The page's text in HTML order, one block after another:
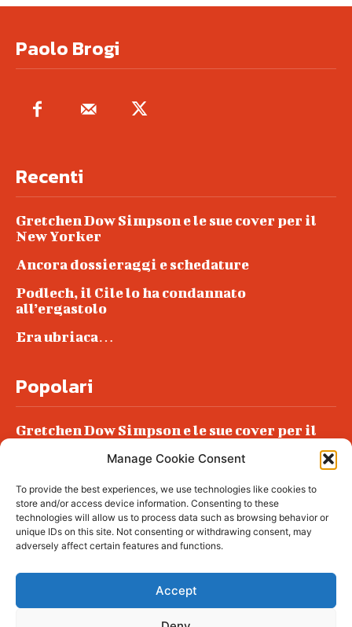
Manage Cookie Consent
To provide the best experiences, we use technologies like cookies to
store and/or access device information. Consenting to these
technologies will allow us to process data such as browsing behavior or
unique IDs on this site. Not consenting or withdrawing consent, may
adversely affect certain features and functions.
Accept
Paolo Brogi
Recenti
Gretchen Dow Simpson e le sue cover per il
New Yorker
Ancora dossieraggi e schedature
Podlech, il Cile lo ha condannato
all’ergastolo
Era ubriaca…
Popolari
Gretchen Dow Simpson e le sue cover per il
Podlech, il Cile lo ha condannato
all’ergastolo
Era ubriaca…